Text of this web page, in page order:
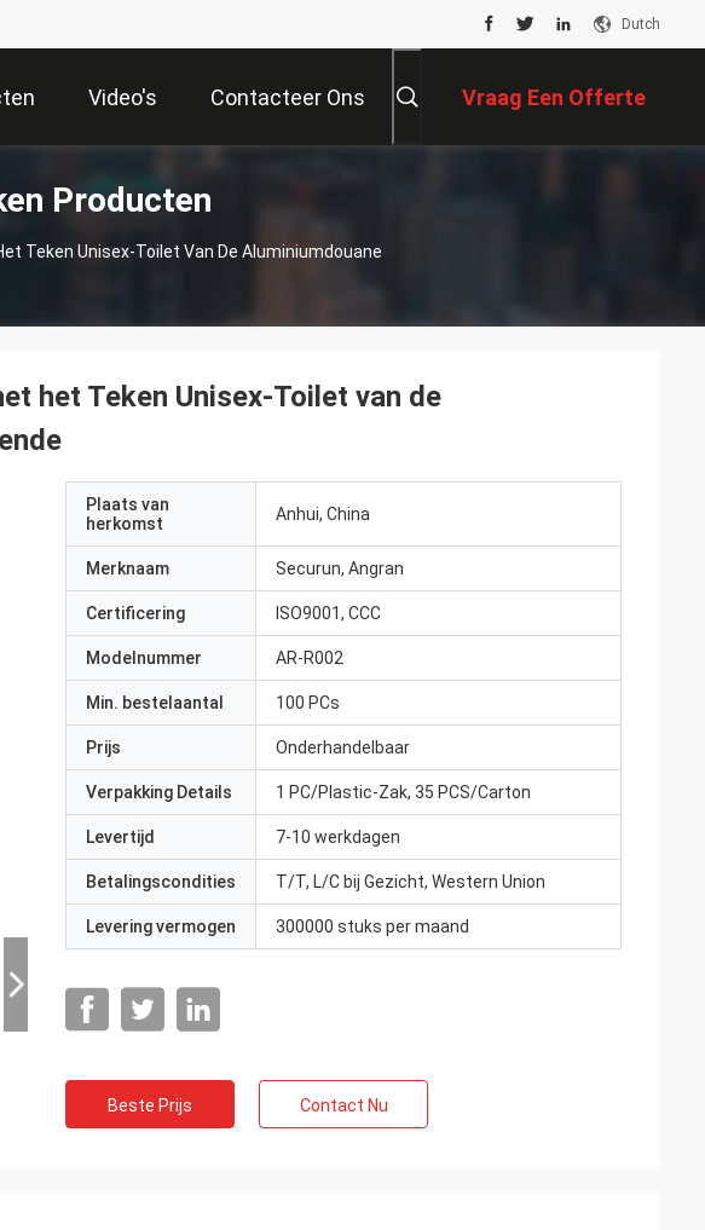
Dutch
Video's Contacteer Ons Vraag Een Offerte
Producten
Teken Unisex-Toilet Van De Aluminiumdouane
het Teken Unisex-Toilet van de
Plaats van
herkomst
Anhui, China
Merknaam Securun, Angran
Certificering ISO9001, CCC
Modelnummer AR-R002
Min. bestelaantal 100 PCs
Prijs Onderhandelbaar
Verpakking Details 1 PC/Plastic-Zak, 35 PCS/Carton
Levertijd 7-10 werkdagen
Betalingscondities T/T, L/C bij Gezicht, Western Union
Levering vermogen 300000 stuks per maand
Beste Prijs Contact Nu